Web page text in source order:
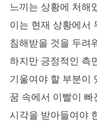
느끼는 상황에 처해
이는 현재 상황에서
침해받을 것을 두려
하지만 긍정적인 측
기울여야 할 부분이
꿈 속에서 이빨이
시각을 받아들여야